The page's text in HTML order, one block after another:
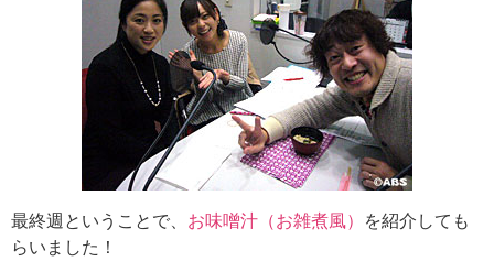
最終週ということで、 お味噌汁（お雑煮風）
を紹介しても
らいました！